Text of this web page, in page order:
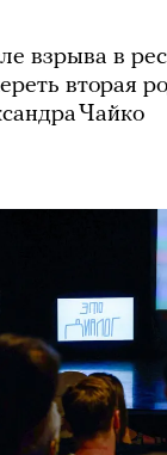
взрыва в
вторая
Чайко